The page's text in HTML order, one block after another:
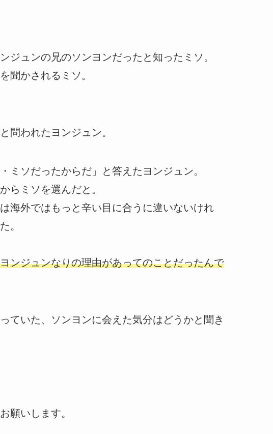
ジュンの兄のソンヨンだったと知ったミソ。
聞かされるミソ。
問われたヨンジュン。
ミソだったからだ」と答えたヨンジュン。
らミソを選んだと。
海外ではもっと辛い目に合うに違いないけれ
。
ンジュンなりの理由があってのことだったんで
ていた、ソンヨンに会えた気分はどうかと聞き
願いします。